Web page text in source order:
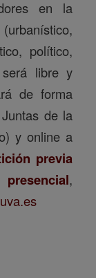
en la
político,
será libre y
de forma
de la
y online a
previa
,